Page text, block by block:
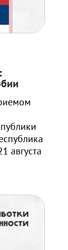
августа